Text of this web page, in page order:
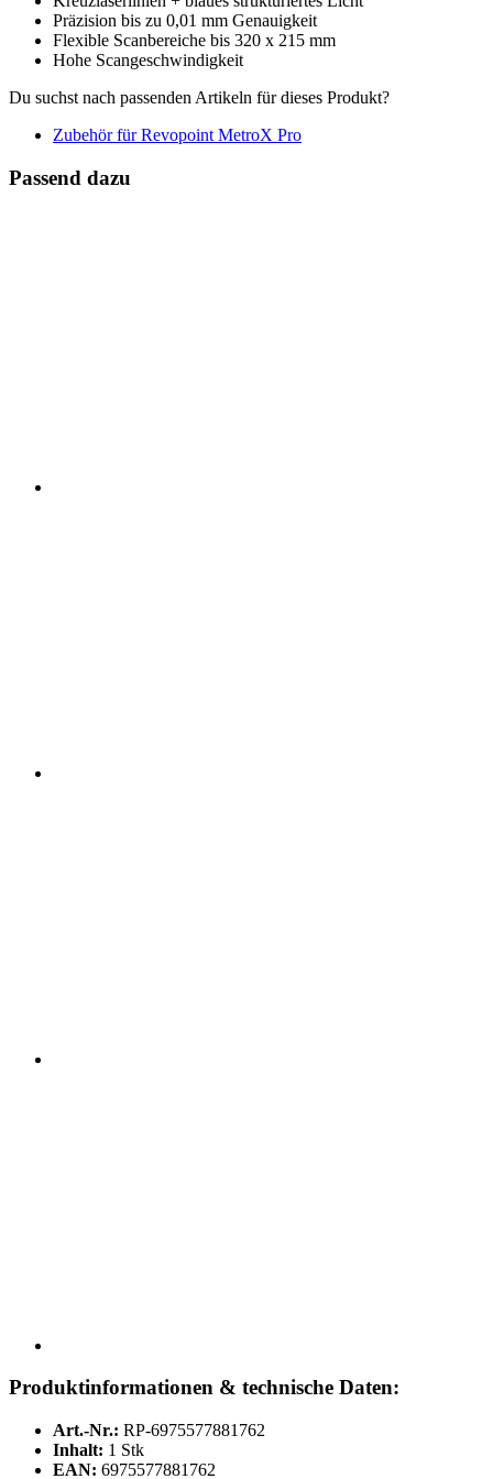
Präzision bis zu 0,01 mm Genauigkeit
Flexible Scanbereiche bis 320 x 215 mm
Hohe Scangeschwindigkeit
Du suchst nach passenden Artikeln für dieses Produkt?
Zubehör für Revopoint MetroX Pro
Passend dazu
Produktinformationen & technische Daten:
Art.-Nr.: RP-6975577881762
Inhalt: 1 Stk
EAN: 6975577881762